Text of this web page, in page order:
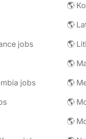
🌎
🌎
jobs
🌎
🌎
jobs
🌎
🌎
🌎